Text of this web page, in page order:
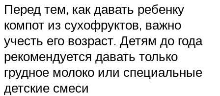
Перед тем, как давать ребенку
компот из сухофруктов, важно
учесть его возраст. Детям до года
рекомендуется давать только
грудное молоко или специальные
детские смеси